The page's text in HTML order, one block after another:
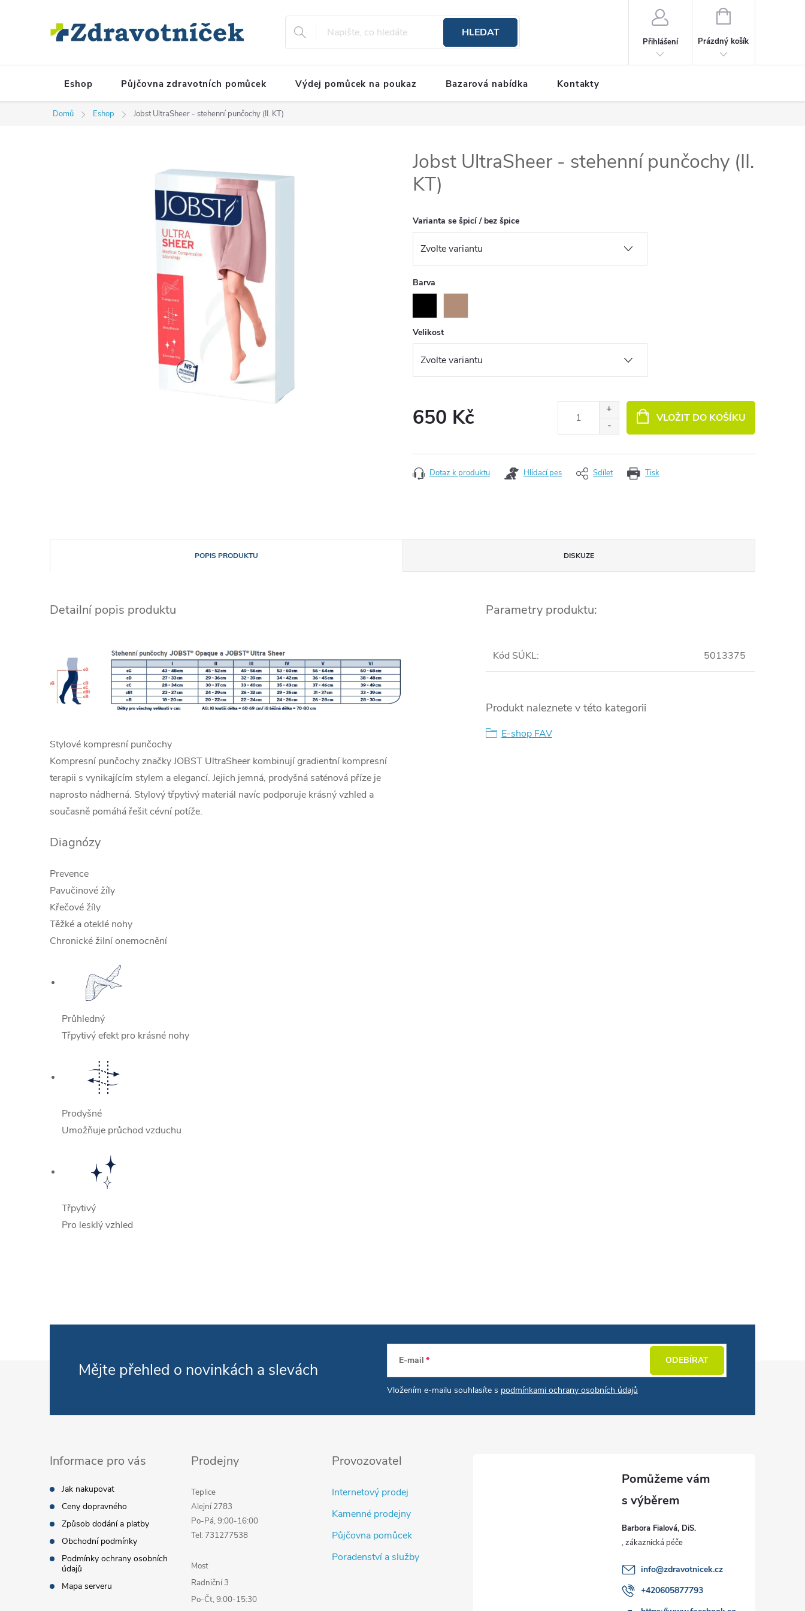
HLEDAT
Přihlášení
NÁKUPNÍ KOŠÍK
Prázdný košík
Eshop Půjčovna zdravotních pomůcek Výdej pomůcek na poukaz Bazarová nabídka Kontakty
Domů Eshop Jobst UltraSheer - stehenní punčochy (II. KT)
Jobst UltraSheer - stehenní punčochy (II.
KT)
Varianta se špicí / bez špice
Barva
Velikost
650 Kč VLOŽIT DO KOŠÍKU
Tisk
Dotaz k produktu Hlídací pes Sdílet
POPIS PRODUKTU DISKUZE
Detailní popis produktu
Stylové kompresní punčochy
Kompresní punčochy značky JOBST UltraSheer kombinují gradientní kompresní
terapii s vynikajícím stylem a elegancí. Jejich jemná, prodyšná saténová příze je
naprosto nádherná. Stylový třpytivý materiál navíc podporuje krásný vzhled a
současně pomáhá řešit cévní potíže.
Diagnózy
Prevence
Pavučinové žíly
Křečové žíly
Těžké a oteklé nohy
Chronické žilní onemocnění
Průhledný
Třpytivý efekt pro krásné nohy
Prodyšné
Umožňuje průchod vzduchu
Třpytivý
Pro lesklý vzhled
Parametry produktu:
Kód SÚKL: 5013375
Produkt naleznete v této kategorii
E-shop FAV
Mějte přehled o novinkách a slevách E-mail
Vložením e-mailu souhlasíte s podmínkami ochrany osobních údajů
ODEBÍRAT
Informace pro vás
Jak nakupovat
Ceny dopravného
Způsob dodání a platby
Obchodní podmínky
Podmínky ochrany osobních
údajů
Mapa serveru
Prodejny
Teplice
Alejní 2783
Po-Pá, 9:00-16:00
Tel: 731277538
Most
Radniční 3
Po-Čt, 9:00-15:30
Provozovatel
Internetový prodej
Kamenné prodejny
Půjčovna pomůcek
Poradenství a služby
Barbora Fialová, DiS.
info@zdravotnicek.cz
+420605877793